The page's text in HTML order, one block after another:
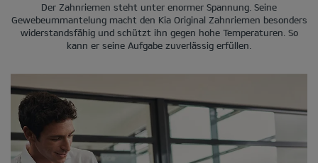
Der Zahnriemen steht unter enormer Spannung. Seine
Gewebeummantelung macht den Kia Original Zahnriemen besonders
widerstandsfähig und schützt ihn gegen hohe Temperaturen. So
kann er seine Aufgabe zuverlässig erfüllen.